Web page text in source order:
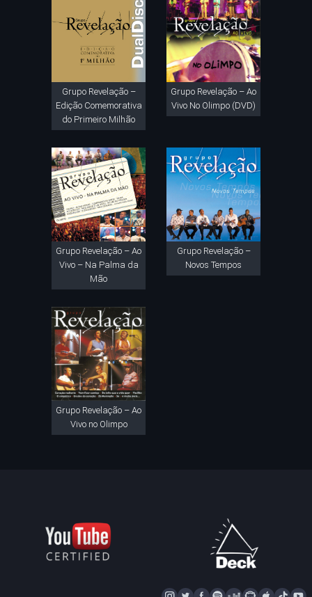
Grupo Revelação –
Edição Comemorativa
do Primeiro Milhão
Grupo Revelação – Ao
Vivo No Olimpo (DVD)
Grupo Revelação – Ao
Vivo – Na Palma da
Mão
Grupo Revelação –
Novos Tempos
Grupo Revelação – Ao
Vivo no Olimpo
I T F S D N A T